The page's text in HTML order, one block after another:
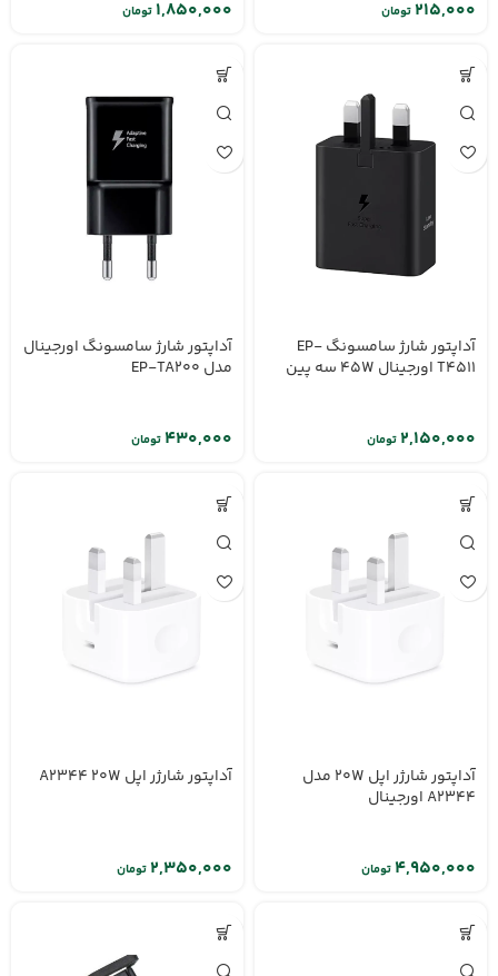
تومان تومان
آداپتور شارژ سامسونگ EP-
T4511 اورجینال 45W سه پین
تومان
آداپتور شارژ سامسونگ اورجینال
مدل EP-TA200
تومان
آداپتور شارژر اپل 20W مدل
A2344 اورجینال
تومان
آداپتور شارژر اپل A2344 20W
تومان